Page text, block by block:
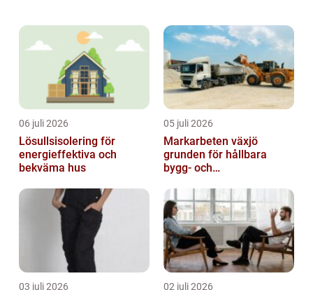
intresserad...
06 juli 2026
Lösullsisolering för
energieffektiva och
bekväma hus
05 juli 2026
Markarbeten växjö
grunden för hållbara
bygg- och
03 juli 2026 02 juli 2026